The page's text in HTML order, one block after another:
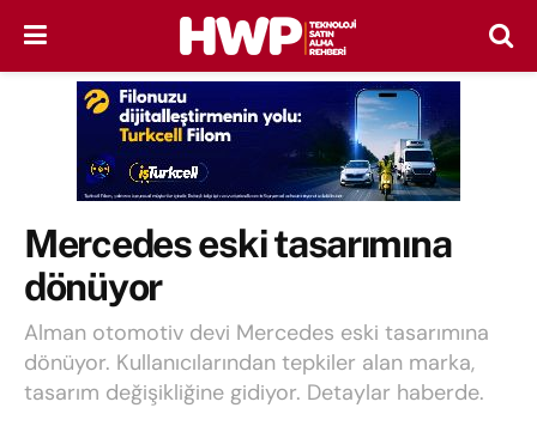
Mercedes eski tasarımına
dönüyor
Alman otomotiv devi Mercedes eski tasarımına
dönüyor. Kullanıcılarından tepkiler alan marka,
tasarım değişikliğine gidiyor. Detaylar haberde.